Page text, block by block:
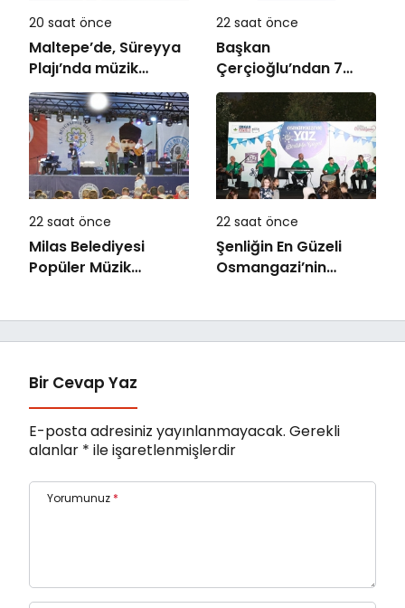
20 saat önce
Maltepe’de, Süreyya
Plajı’nda müzik
ziyafeti
22 saat önce
Başkan
Çerçioğlu’ndan 7
Eylül Temalı Ödüllü
Resim, Şiir ve
Kompozisyon
Yarışması
22 saat önce
Milas Belediyesi
Popüler Müzik
22 saat önce
Şenliğin En Güzeli
Osmangazi’nin
Bir Cevap Yaz
E-posta adresiniz yayınlanmayacak. Gerekli
alanlar * ile işaretlenmişlerdir
Yorumunuz *